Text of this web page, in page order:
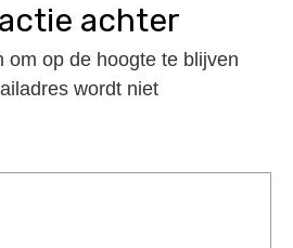
achter
om op de hoogte te blijven
wordt niet